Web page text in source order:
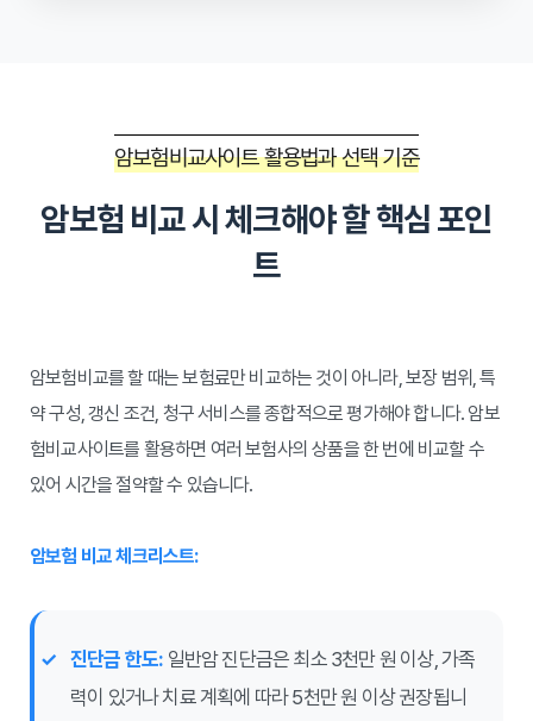
암보험비교사이트 활용법과 선택 기준
암보험 비교 시 체크해야 할 핵심 포인
트
암보험비교를 할 때는 보험료만 비교하는 것이 아니라, 보장 범위, 특
약 구성, 갱신 조건, 청구 서비스를 종합적으로 평가해야 합니다. 암보
험비교사이트를 활용하면 여러 보험사의 상품을 한 번에 비교할 수
있어 시간을 절약할 수 있습니다.
암보험 비교 체크리스트:
진단금 한도: 일반암 진단금은 최소 3천만 원 이상, 가족
력이 있거나 치료 계획에 따라 5천만 원 이상 권장됩니